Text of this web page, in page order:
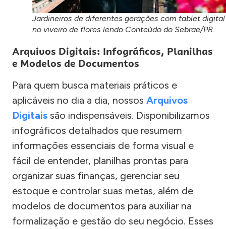
Jardineiros de diferentes gerações com tablet digital
no viveiro de flores lendo Conteúdo do Sebrae/PR.
Arquivos Digitais: Infográficos, Planilhas
e Modelos de Documentos
Para quem busca materiais práticos e
aplicáveis no dia a dia, nossos Arquivos
Digitais são indispensáveis. Disponibilizamos
infográficos detalhados que resumem
informações essenciais de forma visual e
fácil de entender, planilhas prontas para
organizar suas finanças, gerenciar seu
estoque e controlar suas metas, além de
modelos de documentos para auxiliar na
formalização e gestão do seu negócio. Esses